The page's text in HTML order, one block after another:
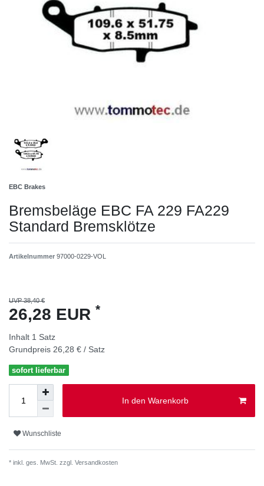
EBC Brakes
Bremsbeläge EBC FA 229 FA229
Standard Bremsklötze
Artikelnummer 97000-0229-VOL
UVP 38,40 €
26,28 EUR *
Inhalt 1 Satz
Grundpreis 26,28 € / Satz
sofort lieferbar
In den Warenkorb
Wunschliste
* inkl. ges. MwSt. zzgl. Versandkosten